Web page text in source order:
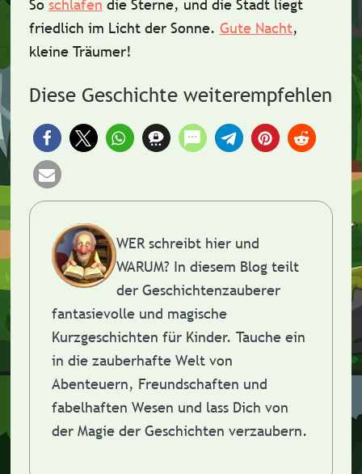
So schlafen die Sterne, und die Stadt liegt
friedlich im Licht der Sonne. Gute Nacht,
kleine Träumer!
Diese Geschichte weiterempfehlen
WER schreibt hier und
WARUM? In diesem Blog teilt
der Geschichtenzauberer
fantasievolle und magische
Kurzgeschichten für Kinder. Tauche ein
in die zauberhafte Welt von
Abenteuern, Freundschaften und
fabelhaften Wesen und lass Dich von
der Magie der Geschichten verzaubern.